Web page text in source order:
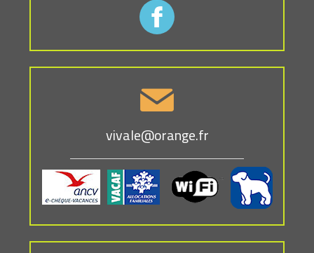
vivale@orange.fr